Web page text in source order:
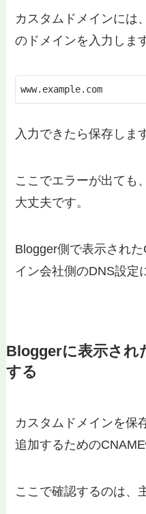
カスタムドメインには
のドメインを入力しま
www.example.com
入力できたら保存しま
ここでエラーが出ても
大丈夫です。
Blogger側で表示され
イン会社側のDNS設定
Bloggerに表示され
する
カスタムドメインを保
追加するための
ここで確認するのは、